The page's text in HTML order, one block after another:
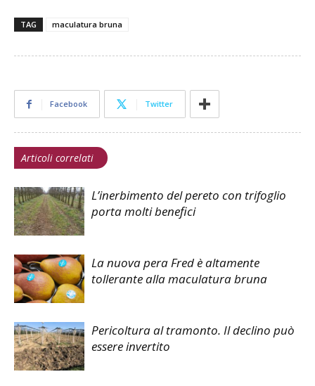
TAG maculatura bruna
Facebook Twitter
Articoli correlati
L’inerbimento del pereto con trifoglio
porta molti benefici
La nuova pera Fred è altamente
tollerante alla maculatura bruna
Pericoltura al tramonto. Il declino può
essere invertito